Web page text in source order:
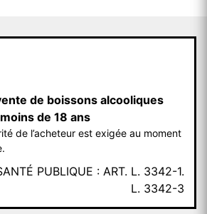
de boissons alcooliques
de 18 ans
de l’acheteur est exigée au moment
PUBLIQUE : ART. L. 3342-1.
L. 3342-3